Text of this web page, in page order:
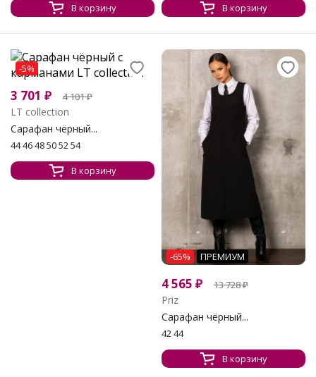
В корзину
В корзину
-5%
3 701 ₽ 4 101₽
LT collection
Сарафан чёрный...
44 46 48 50 52 54
В корзину
-65% ПРЕМИУМ
4 565 ₽ 13 728₽
Priz
Сарафан чёрный...
42 44
В корзину